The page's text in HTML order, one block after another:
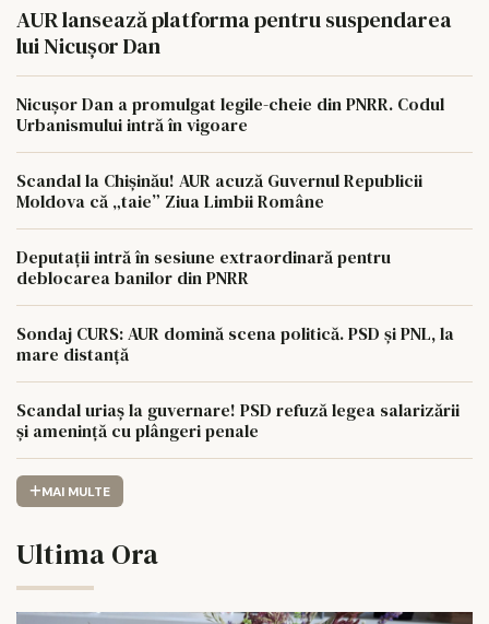
AUR lansează platforma pentru suspendarea
lui Nicușor Dan
Nicușor Dan a promulgat legile-cheie din PNRR. Codul
Urbanismului intră în vigoare
Scandal la Chișinău! AUR acuză Guvernul Republicii
Moldova că „taie” Ziua Limbii Române
Deputații intră în sesiune extraordinară pentru
deblocarea banilor din PNRR
Sondaj CURS: AUR domină scena politică. PSD și PNL, la
mare distanță
Scandal uriaș la guvernare! PSD refuză legea salarizării
și amenință cu plângeri penale
MAI MULTE
Ultima Ora